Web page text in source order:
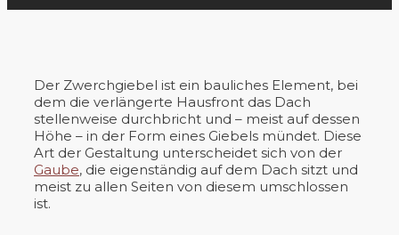
Der Zwerchgiebel ist ein bauliches Element, bei
dem die verlängerte Hausfront das Dach
stellenweise durchbricht und – meist auf dessen
Höhe – in der Form eines Giebels mündet. Diese
Art der Gestaltung unterscheidet sich von der
Gaube, die eigenständig auf dem Dach sitzt und
meist zu allen Seiten von diesem umschlossen
ist.